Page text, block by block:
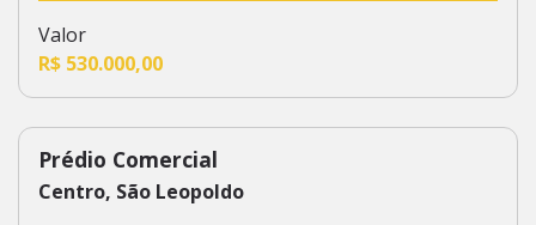
Valor
R$ 530.000,00
133
Prédio Comercial
Centro, São Leopoldo